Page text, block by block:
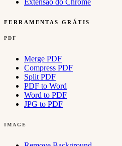
FERRAMENTAS GRÁTIS
PDF
Merge PDF
Compress PDF
Split PDF
PDF to Word
Word to PDF
JPG to PDF
IMAGE